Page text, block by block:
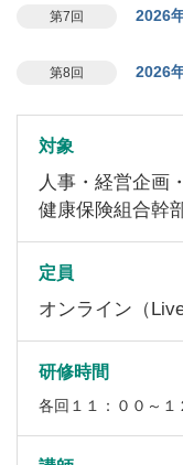
第7回 2026
第8回 2026
対象
人事・経営企画
健康保険組合幹
定員
オンライン（Live
研修時間
各回１１：００～１